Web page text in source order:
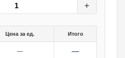
+
Цена за ед. Итого
— —